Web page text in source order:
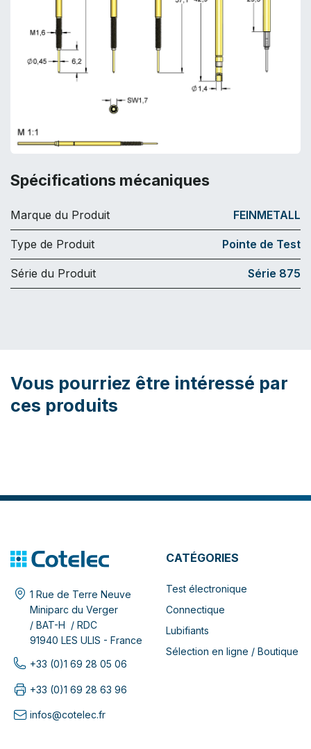
Spécifications mécaniques
Marque du Produit FEINMETALL
Type de Produit Pointe de Test
Série du Produit Série 875
Vous pourriez être intéressé par
ces produits
1 Rue de Terre Neuve
Miniparc du Verger
/ BAT-H / RDC
91940 LES ULIS - France
+33 (0)1 69 28 05 06
+33 (0)1 69 28 63 96
infos@cotelec.fr
CATÉGORIES
Test électronique
Connectique
Lubifiants
Sélection en ligne / Boutique